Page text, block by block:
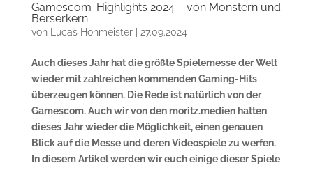
Gamescom-Highlights 2024 – von Monstern und
Berserkern
von Lucas Hohmeister| 27.09.2024
Auch dieses Jahr hat die größte Spielemesse der Welt
wieder mit zahlreichen kommenden Gaming-Hits
überzeugen können. Die Rede ist natürlich von der
Gamescom. Auch wir von den moritz.medien hatten
dieses Jahr wieder die Möglichkeit, einen genauen
Blick auf die Messe und deren Videospiele zu werfen.
In diesem Artikel werden wir euch einige dieser Spiele